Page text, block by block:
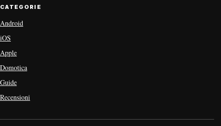
CATEGORIE
Android
iOS
Apple
Domotica
Guide
Recensioni